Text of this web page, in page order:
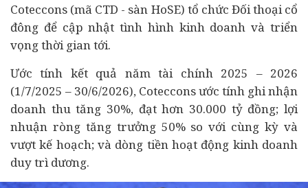
Coteccons (mã CTD - sàn HoSE) tổ chức Đối thoại cổ
đông để cập nhật tình hình kinh doanh và triển
vọng thời gian tới.
Ước tính kết quả nămtài chính2025 – 2026
(1/7/2025 – 30/6/2026), Coteccons ước tính ghi nhận
doanh thu tăng 30%, đạt hơn 30.000 tỷ đồng; lợi
nhuận ròng tăng trưởng 50% so với cùng kỳ và
vượt kế hoạch; và dòng tiền hoạt động kinh doanh
duy trì dương.